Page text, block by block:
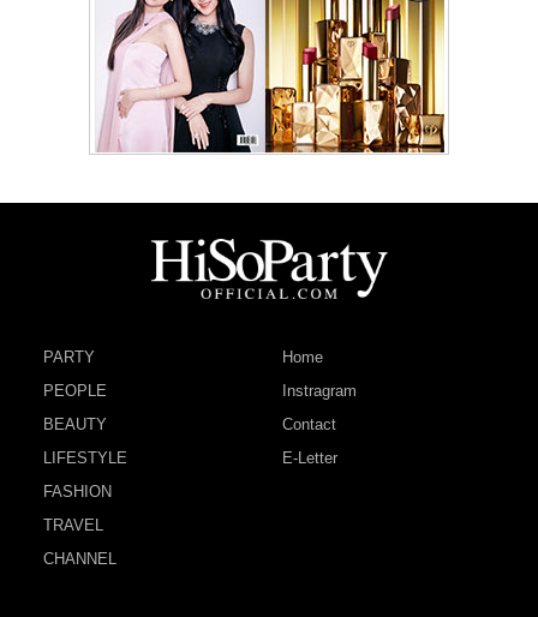
PARTY
PEOPLE
BEAUTY
LIFESTYLE
FASHION
TRAVEL
CHANNEL
Home
Instragram
Contact
E-Letter